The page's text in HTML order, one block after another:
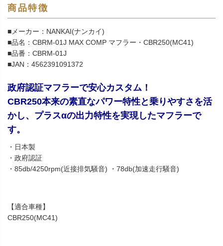
商品特徴
■メーカー：NANKAI(ナンカイ)
■品名：CBRM-01J MAX COMP マフラー・CBR250(MC41)
■品番：CBRM-01J
■JAN：4562391091372
政府認証マフラーで安心カスタム！
CBR250本来の素直なパワー特性と乗りやすさを活
かし、プラスαの出力特性を実現したマフラーで
す。
・日本製
・政府認証
・85db/4250rpm(近接排気騒音) ・78db(加速走行騒音)
【適合車種】
CBR250(MC41)